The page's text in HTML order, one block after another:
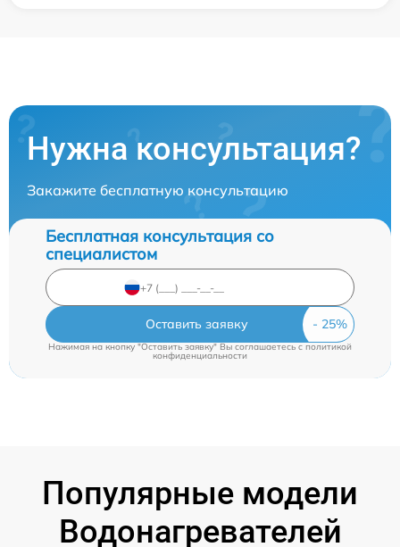
Нужна консультация?
Закажите бесплатную консультацию
Бесплатная консультация со
специалистом
Оставить заявку
Нажимая на кнопку "Оставить заявку" Вы соглашаетесь cполитикой
конфиденциальности
Популярные модели
Водонагревателей